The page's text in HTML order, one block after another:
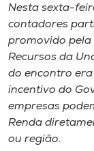
CPA
Biblioteca
Editora
Rádio
Nesta sexta-
contadores
promovido pela
Recursos da
do encontro
incentivo do
empresas
Renda
ou região.